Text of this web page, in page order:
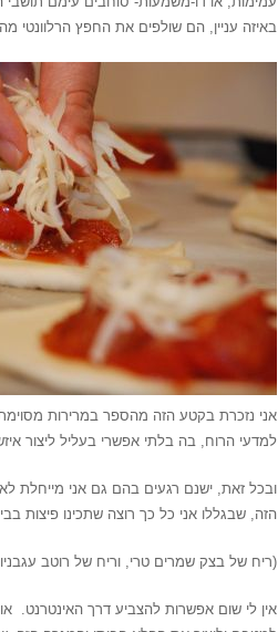
באיזה עניין, הם שולפים את החפץ
אני נזכרת בקטע הזה מהספר במרירות
למדעי הרוח, בה בלתי אפשרי בעליל ליצור
ובכל זאת, ישנם רגעים בהם גם אני מייחלת
הזה, שבגללו אני כל כך רוצה שתכינו פיצות
(ריח של בצק שמרים טרי, וריח של רוטב
אין לי שום אפשרות להצביע דרך האינטרנט.